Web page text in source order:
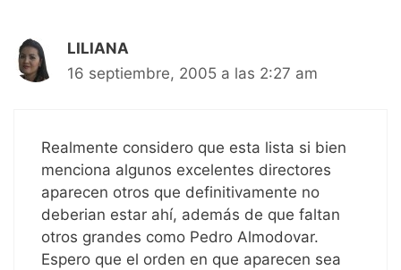
LILIANA
16 septiembre, 2005 a las 2:27 am
Realmente considero que esta lista si bien
menciona algunos excelentes directores
aparecen otros que definitivamente no
deberian estar ahí, además de que faltan
otros grandes como Pedro Almodovar.
Espero que el orden en que aparecen sea